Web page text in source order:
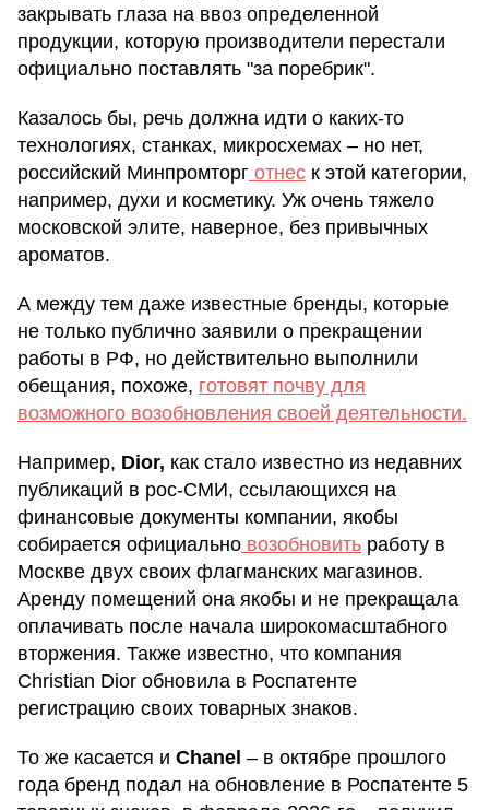
закрывать глаза на ввоз определенной
продукции, которую производители перестали
официально поставлять "за поребрик".
Казалось бы, речь должна идти о каких-то
технологиях, станках, микросхемах – но нет,
российский Минпромторг отнес к этой категории,
например, духи и косметику. Уж очень тяжело
московской элите, наверное, без привычных
ароматов.
А между тем даже известные бренды, которые
не только публично заявили о прекращении
работы в РФ, но действительно выполнили
обещания, похоже, готовят почву для
возможного возобновления своей деятельности.
Например, Dior, как стало известно из недавних
публикаций в рос-СМИ, ссылающихся на
финансовые документы компании, якобы
собирается официально возобновить работу в
Москве двух своих флагманских магазинов.
Аренду помещений она якобы и не прекращала
оплачивать после начала широкомасштабного
вторжения. Также известно, что компания
Christian Dior обновила в Роспатенте
регистрацию своих товарных знаков.
То же касается и Chanel – в октябре прошлого
года бренд подал на обновление в Роспатенте 5